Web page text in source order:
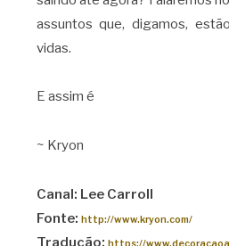
assuntos que, digamos,
vidas.
E assim é
~ Kryon
Canal: Lee Carroll
Fonte: http://www.kryon.com/
Tradução: